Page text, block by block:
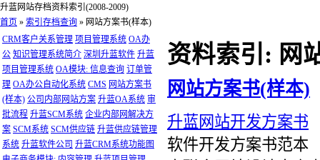
升蓝网站存档资料索引(2008-2009)
首页 » 索引存档查询 » 网站方案书(样本)
CRM客户关系管理 项目管理系统 OA办
公 知识管理系统简介 深圳升蓝软件 升蓝
项目管理系统 OA模块: 信息查询 订单管
理 OA办公自动化系统 CMS 网站方案书
(样本) 公司内部网站方案 升蓝OA系统 审
批流程 升蓝SCM系统 企业内部网解决方
案 SCM系统 SCM供应链 升蓝供应链管理
系统 升蓝软件公司 升蓝CRM系统功能图
资料索引: 网
网站方案书(样本)
升蓝网站开发方案书
软件开发方案书范本